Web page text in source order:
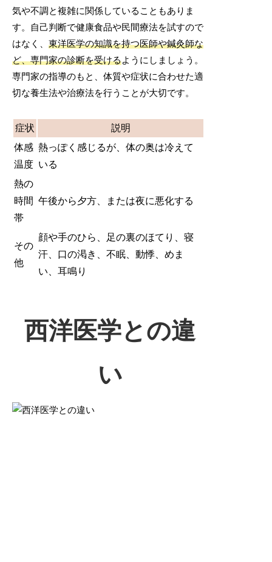
気や不調と複雑に関係していることもありま
す。自己判断で健康食品や民間療法を試すので
はなく、東洋医学の知識を持つ医師や鍼灸師な
ど、専門家の診断を受けるようにしましょう。
専門家の指導のもと、体質や症状に合わせた適
切な養生法や治療法を行うことが大切です。
症状
説明
体感
温度
熱っぽく感じるが、体の奥は冷えて
いる
熱の
時間
帯
午後から夕方、または夜に悪化する
その
他
顔や手のひら、足の裏のほてり、寝
汗、口の渇き、不眠、動悸、めま
い、耳鳴り
西洋医学との違
い